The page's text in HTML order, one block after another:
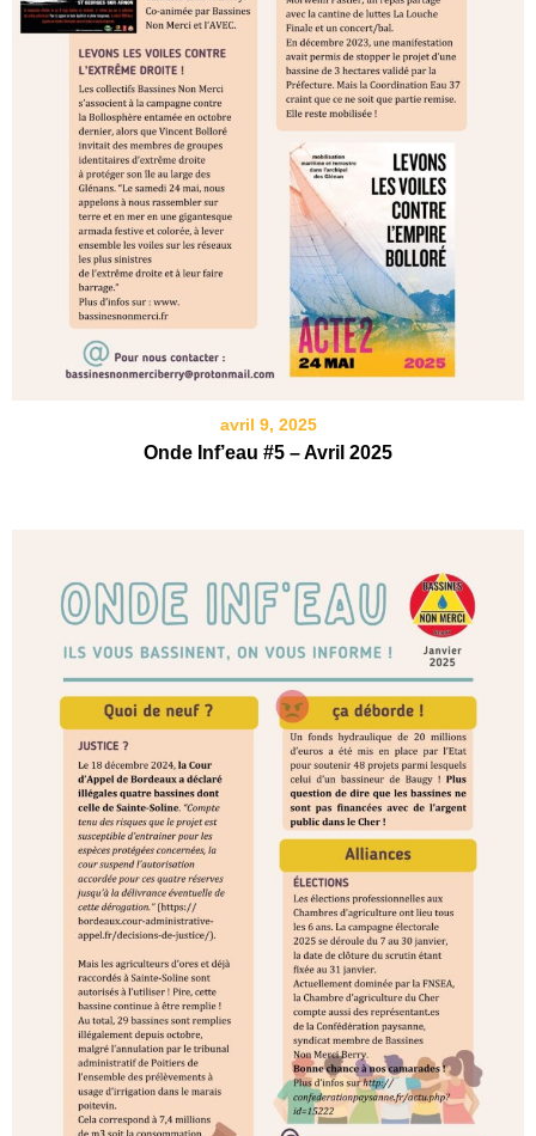
avril 9, 2025
Onde Inf’eau #5 – Avril 2025